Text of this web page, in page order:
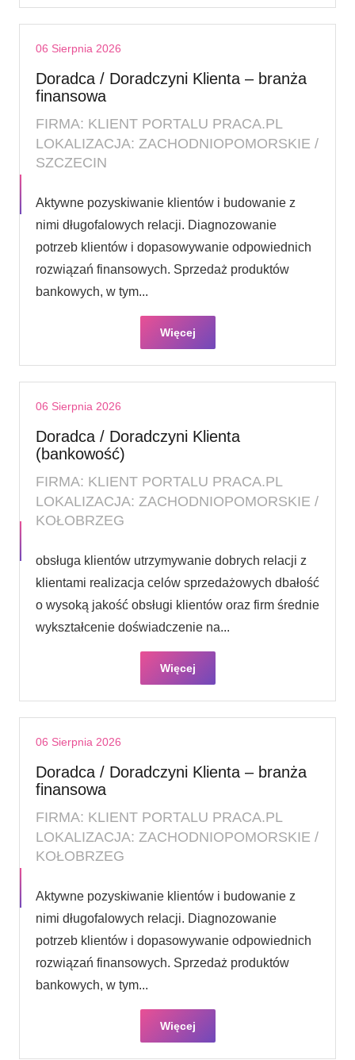
06 Sierpnia 2026
Doradca / Doradczyni Klienta – branża
finansowa
FIRMA: KLIENT PORTALU PRACA.PL
LOKALIZACJA: ZACHODNIOPOMORSKIE /
SZCZECIN
Aktywne pozyskiwanie klientów i budowanie z
nimi długofalowych relacji. Diagnozowanie
potrzeb klientów i dopasowywanie odpowiednich
rozwiązań finansowych. Sprzedaż produktów
bankowych, w tym...
Więcej
06 Sierpnia 2026
Doradca / Doradczyni Klienta
(bankowość)
FIRMA: KLIENT PORTALU PRACA.PL
LOKALIZACJA: ZACHODNIOPOMORSKIE /
KOŁOBRZEG
obsługa klientów utrzymywanie dobrych relacji z
klientami realizacja celów sprzedażowych dbałość
o wysoką jakość obsługi klientów oraz firm średnie
wykształcenie doświadczenie na...
Więcej
06 Sierpnia 2026
Doradca / Doradczyni Klienta – branża
finansowa
FIRMA: KLIENT PORTALU PRACA.PL
LOKALIZACJA: ZACHODNIOPOMORSKIE /
KOŁOBRZEG
Aktywne pozyskiwanie klientów i budowanie z
nimi długofalowych relacji. Diagnozowanie
potrzeb klientów i dopasowywanie odpowiednich
rozwiązań finansowych. Sprzedaż produktów
bankowych, w tym...
Więcej